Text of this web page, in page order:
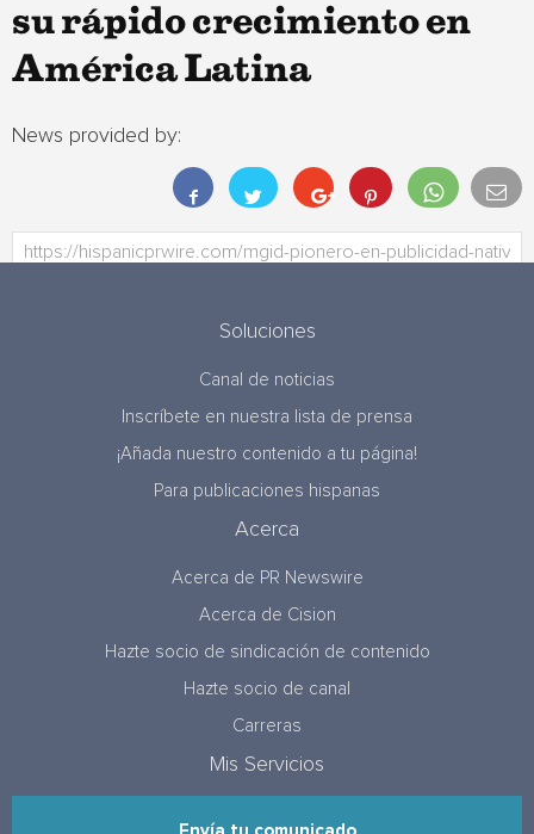
su rápido crecimiento en
América Latina
News provided by:
Soluciones
Canal de noticias
Inscríbete en nuestra lista de prensa
¡Añada nuestro contenido a tu página!
Para publicaciones hispanas
Acerca
Acerca de PR Newswire
Acerca de Cision
Hazte socio de sindicación de contenido
Hazte socio de canal
Carreras
Mis Servicios